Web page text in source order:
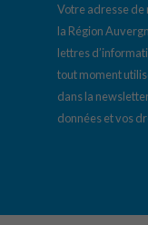
Votre adresse de
la Région
lettres
tout moment
dans la
données et vos